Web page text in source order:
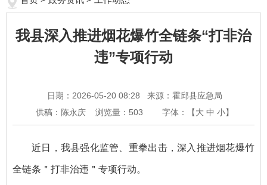
我县深入推进烟花爆竹全链条“打非治
违”专项行动
日期：2026-05-20 08:28
来源：霍邱县应急局
供稿：陈永庆
浏览量： 503 字体：【大 中 小】
近日，我县强化监管、重拳出击，深入推进烟花爆竹
全链条＂打非治违＂专项行动。